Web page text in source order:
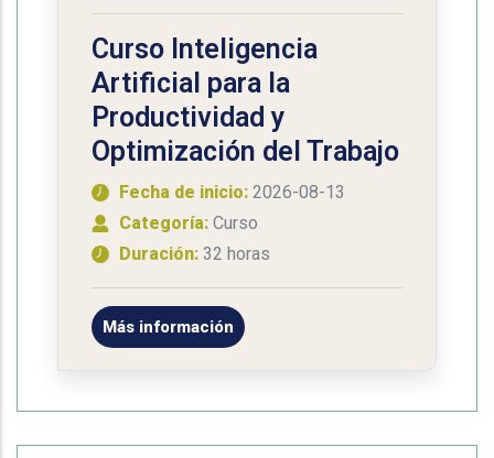
Curso Inteligencia
Artificial para la
Productividad y
Optimización del Trabajo
Fecha de inicio: 2026-08-13
Categoría: Curso
Duración: 32 horas
Más información